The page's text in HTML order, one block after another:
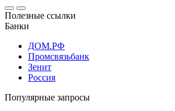
Полезные ссылки
Банки
ДОМ.РФ
Промсвязьбанк
Зенит
Россия
Популярные запросы